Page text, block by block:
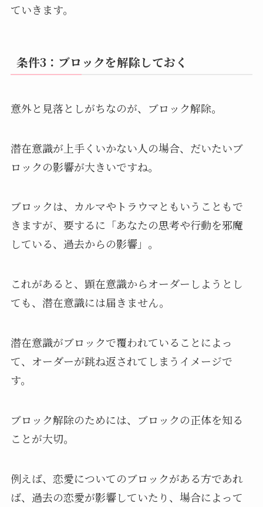
ていきます。
条件3：ブロックを解除しておく
意外と見落としがちなのが、ブロック解除。
潜在意識が上手くいかない人の場合、だいたいブ
ロックの影響が大きいですね。
ブロックは、カルマやトラウマともいうこともで
きますが、要するに「あなたの思考や行動を邪魔
している、過去​​からの影響」。
これがあると、顕在意識からオーダーしようとし
ても、潜在意識には届きません。
潜在意識がブロックで覆われていることによっ
て、オーダーが跳ね返されてしまうイメージで
す。
ブロック解除のためには、ブロックの正体を知る
ことが大切。
例えば、恋愛についてのブロックがある方であれ
ば、過去の恋愛が影響していたり、場合によって